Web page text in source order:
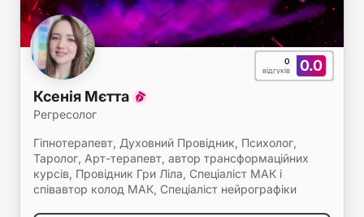
0.0
0
відгуків
Ксенія Мєтта
Регресолог
Гіпнотерапевт, Духовний Провідник, Психолог,
Таролог, Арт-терапевт, автор трансформаційних
курсів, Провідник Гри Ліла, Спеціаліст МАК і
співавтор колод МАК, Спеціаліст нейрографіки